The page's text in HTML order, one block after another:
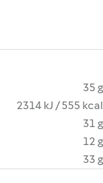
35 g
2314 kJ / 555 kcal
31 g
12 g
33 g